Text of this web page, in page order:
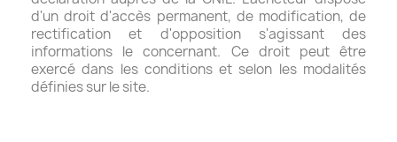
d'un droit d'accès permanent, de modification, de
rectification et d'opposition s'agissant des
informations le concernant. Ce droit peut être
exercé dans les conditions et selon les modalités
définies sur le site.